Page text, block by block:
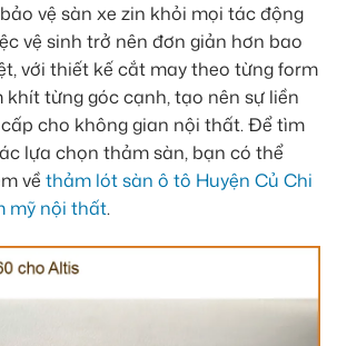
vệ sàn xe zin khỏi mọi tác động
vệ sinh trở nên đơn giản hơn bao
với thiết kế cắt may theo từng form
khít từng góc cạnh, tạo nên sự liền
cho không gian nội thất. Để tìm
lựa chọn thảm sàn, bạn có thể
về thảm lót sàn ô tô Huyện Củ Chi
mỹ nội thất.